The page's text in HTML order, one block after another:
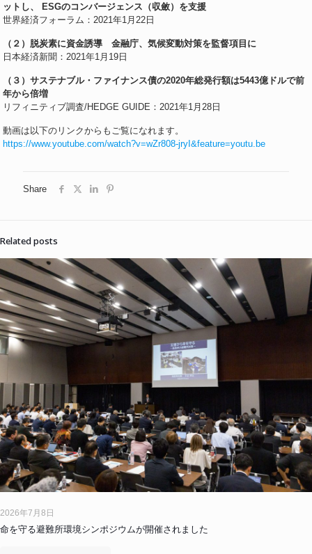
ットし、 ESGのコンバージェンス（収斂）を支援
世界経済フォーラム：2021年1月22日
（２）脱炭素に資金誘導 金融庁、気候変動対策を監督項目に
日本経済新聞：2021年1月19日
（３）サステナブル・ファイナンス債の2020年総発行額は5443億ドルで前
年から倍増
リフィニティブ調査/HEDGE GUIDE：2021年1月28日
動画は以下のリンクからもご覧になれます。
https://www.youtube.com/watch?v=wZr808-jryI&feature=youtu.be
Share
Related posts
2026年7月8日
命を守る避難所環境シンポジウムが開催されました